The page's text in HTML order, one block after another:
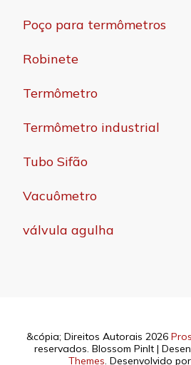
Poço para termômetros
Robinete
Termômetro
Termômetro industrial
Tubo Sifão
Vacuômetro
válvula agulha
&cópia; Direitos Autorais 2026
reservados. Blossom PinIt |
Themes. Desenvolvido por